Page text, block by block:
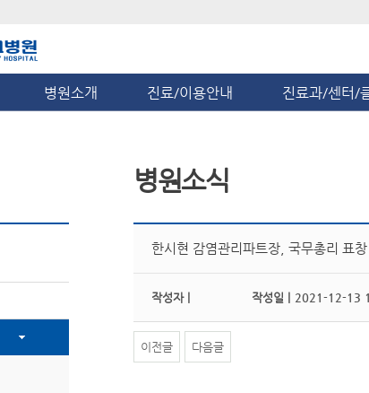
병원소개 진료/이용안내 진료과/센터/
병원소식
한시현 감염관리파트장, 국무총리 표창
작성자 | 작성일 | 2021-12-13
이전글 다음글